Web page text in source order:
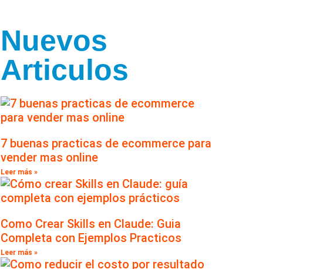
Nuevos
Articulos
7 buenas practicas de ecommerce para
vender mas online
Leer más »
Como Crear Skills en Claude: Guia
Completa con Ejemplos Practicos
Leer más »